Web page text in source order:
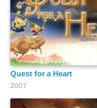
Quest for a Heart
2007